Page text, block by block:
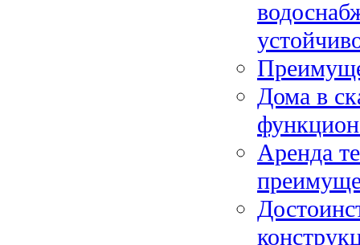
Дома в
Аренда